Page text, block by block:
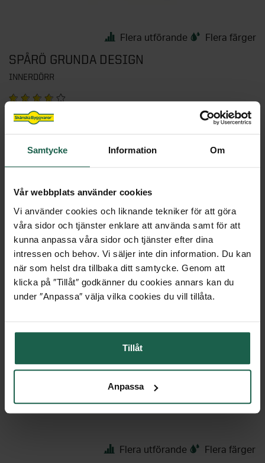
Samtycke Information Om
Vår webbplats använder cookies
Vi använder cookies och liknande tekniker för att göra
våra sidor och tjänster enklare att använda samt för att
kunna anpassa våra sidor och tjänster efter dina
intressen och behov. Vi säljer inte din information. Du kan
när som helst dra tillbaka ditt samtycke. Genom att
klicka på ″Tillåt″ godkänner du cookies annars kan du
under ″Anpassa″ välja vilka cookies du vill tillåta.
Tillåt
Anpassa
Flera utförande Flera färger
SPÅRÖ GRUNDA DESIGN
INNERDÖRR
PRISEXEMPEL
1 699 kr
-20%*
Flera utförande Flera färger